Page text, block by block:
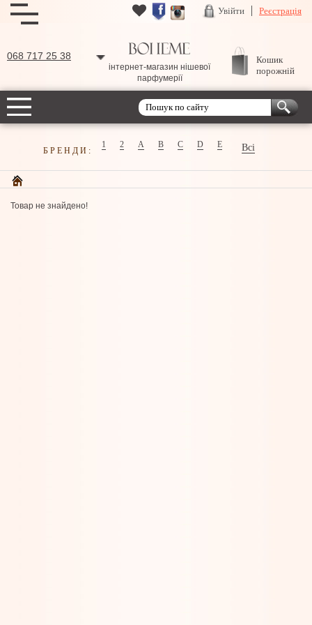
Увійти Реєстрація
068 717 25 38
інтернет-магазин нішевої
парфумерії
Кошик
порожній
БРЕНДИ:
1 2 A B C D E Всі
Товар не знайдено!